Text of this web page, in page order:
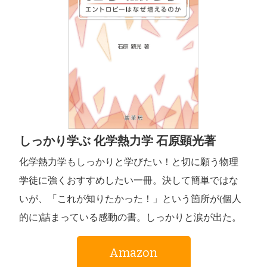
しっかり学ぶ 化学熱力学 石原顕光著
化学熱力学もしっかりと学びたい！と切に願う物理
学徒に強くおすすめしたい一冊。決して簡単ではな
いが、「これが知りたかった！」という箇所が(個人
的に)詰まっている感動の書。しっかりと涙が出た。
Amazon